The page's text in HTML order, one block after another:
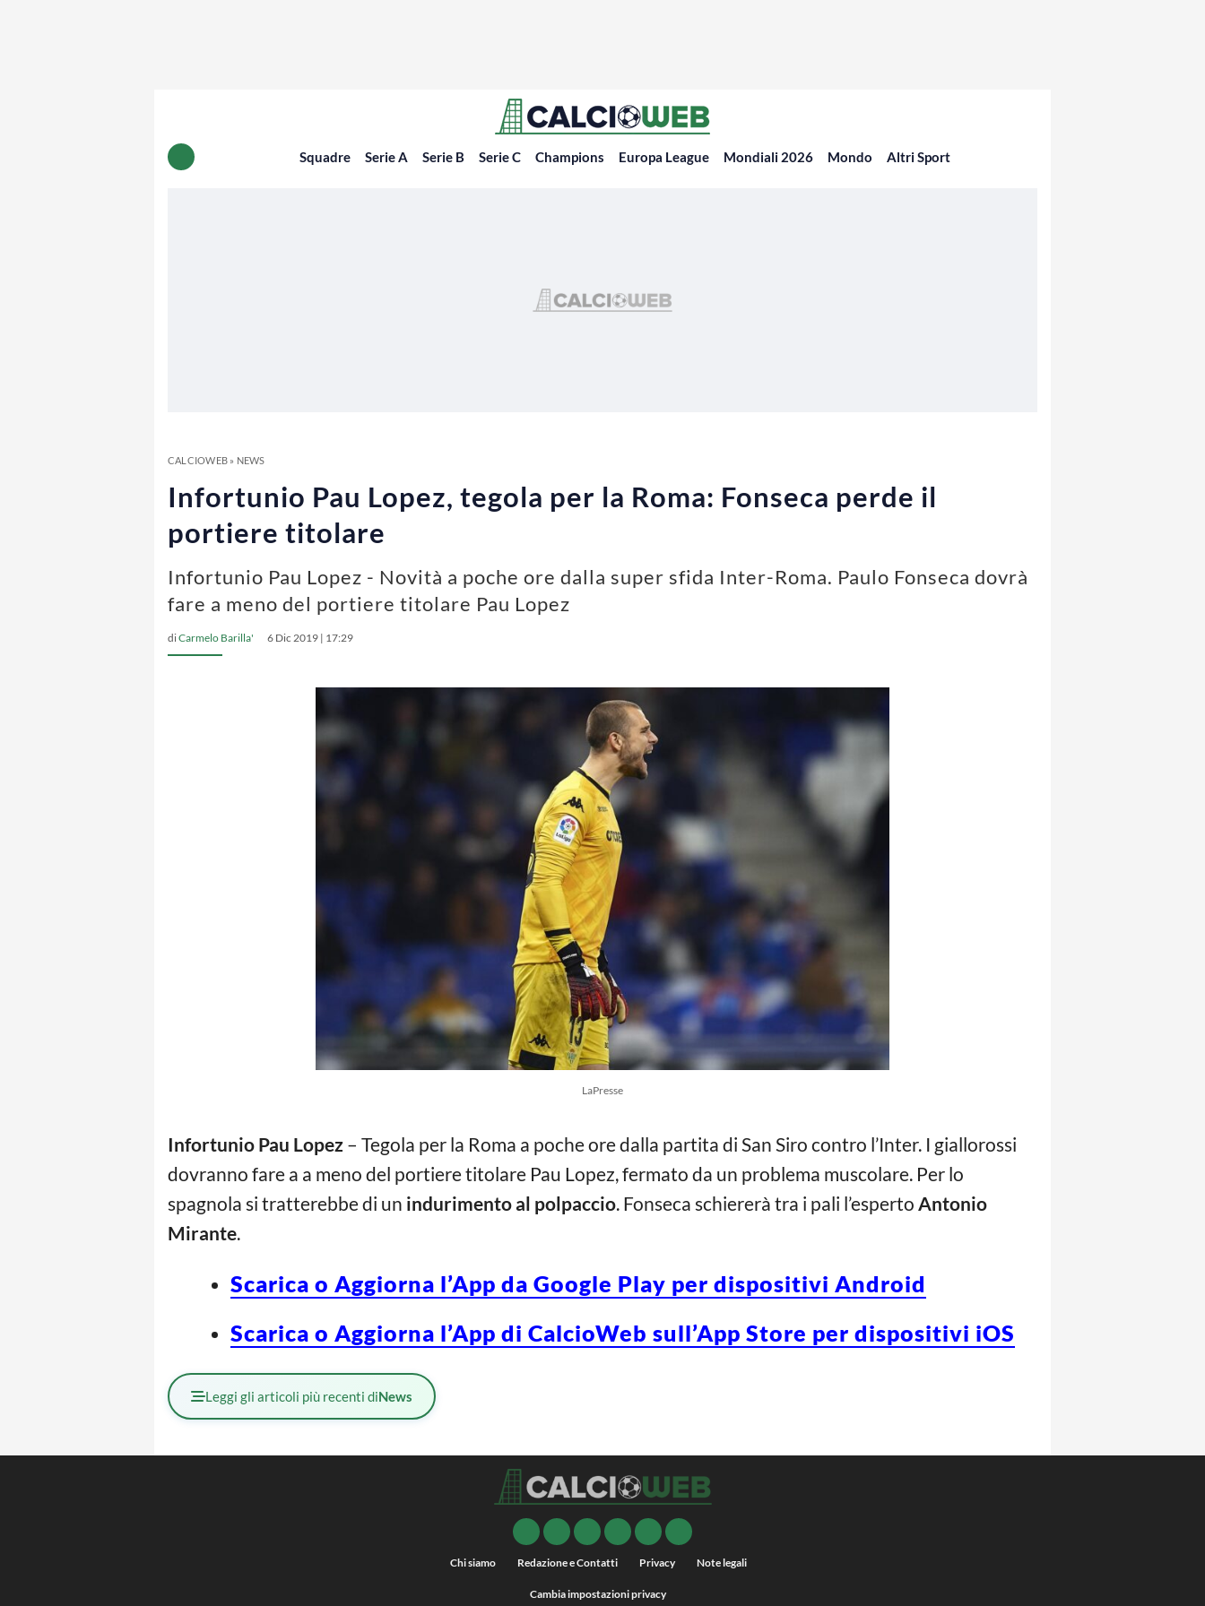
Squadre Serie A Serie B Serie C Champions Europa League Mondiali 2026 Mondo Altri Sport
CALCIOWEB» NEWS
Infortunio Pau Lopez, tegola per la Roma: Fonseca perde il
portiere titolare
Infortunio Pau Lopez - Novità a poche ore dalla super sfida Inter-Roma. Paulo Fonseca dovrà
fare a meno del portiere titolare Pau Lopez
diCarmelo Barilla' 6 Dic 2019 | 17:29
LaPresse
Infortunio Pau Lopez – Tegola per la Roma a poche ore dalla partita di San Siro contro l’Inter. I giallorossi
dovranno fare a a meno del portiere titolare Pau Lopez, fermato da un problema muscolare. Per lo
spagnola si tratterebbe di un indurimento al polpaccio. Fonseca schiererà tra i pali l’esperto Antonio
Mirante.
Scarica o Aggiorna l’App da Google Play per dispositivi Android
Scarica o Aggiorna l’App di CalcioWeb sull’App Store per dispositivi iOS
Leggi gli articoli più recenti diNews
Chi siamo Redazione e Contatti Privacy Note legali
Cambia impostazioni privacy